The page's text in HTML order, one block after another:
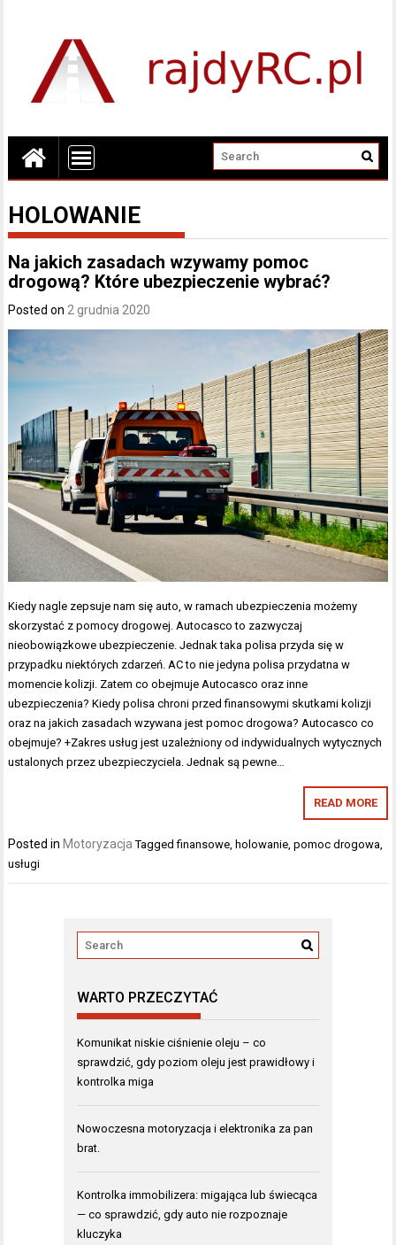
HOLOWANIE
Na jakich zasadach wzywamy pomoc
drogową? Które ubezpieczenie wybrać?
Posted on 2 grudnia 2020
Kiedy nagle zepsuje nam się auto, w ramach ubezpieczenia możemy
skorzystać z pomocy drogowej. Autocasco to zazwyczaj
nieobowiązkowe ubezpieczenie. Jednak taka polisa przyda się w
przypadku niektórych zdarzeń. AC to nie jedyna polisa przydatna w
momencie kolizji. Zatem co obejmuje Autocasco oraz inne
ubezpieczenia? Kiedy polisa chroni przed finansowymi skutkami kolizji
oraz na jakich zasadach wzywana jest pomoc drogowa? Autocasco co
obejmuje? +Zakres usług jest uzależniony od indywidualnych wytycznych
ustalonych przez ubezpieczyciela. Jednak są pewne…
READ MORE
Posted in Motoryzacja Taggedfinansowe holowanie ,pomoc drogowa
usługi
WARTO PRZECZYTAĆ
Komunikat niskie ciśnienie oleju – co
sprawdzić, gdy poziom oleju jest prawidłowy i
kontrolka miga
Nowoczesna motoryzacja i elektronika za pan
brat.
Kontrolka immobilizera: migająca lub świecąca
— co sprawdzić, gdy auto nie rozpoznaje
kluczyka